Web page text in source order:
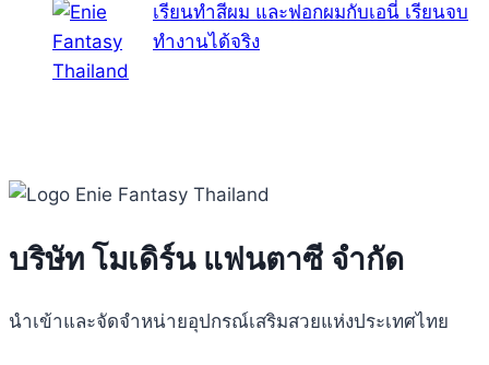
เรียนทำสีผม และฟอกผมกับเอนี่ เรียนจบ
ทำงานได้จริง
บริษัท โมเดิร์น แฟนตาซี จำกัด
นำเข้าและจัดจำหน่ายอุปกรณ์เสริมสวยแห่งประเทศไทย